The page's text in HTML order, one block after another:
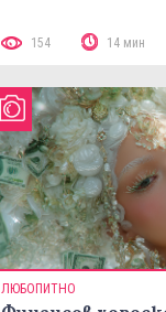
154 14 мин
ЛЮБОПИТНО